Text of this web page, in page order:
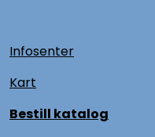
Infosenter
Kart
Bestill katalog